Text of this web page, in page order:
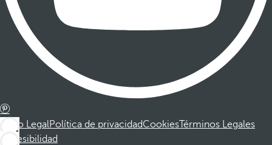
Aviso LegalPolítica de privacidadCookiesTérminos Legales
Accesibilidad